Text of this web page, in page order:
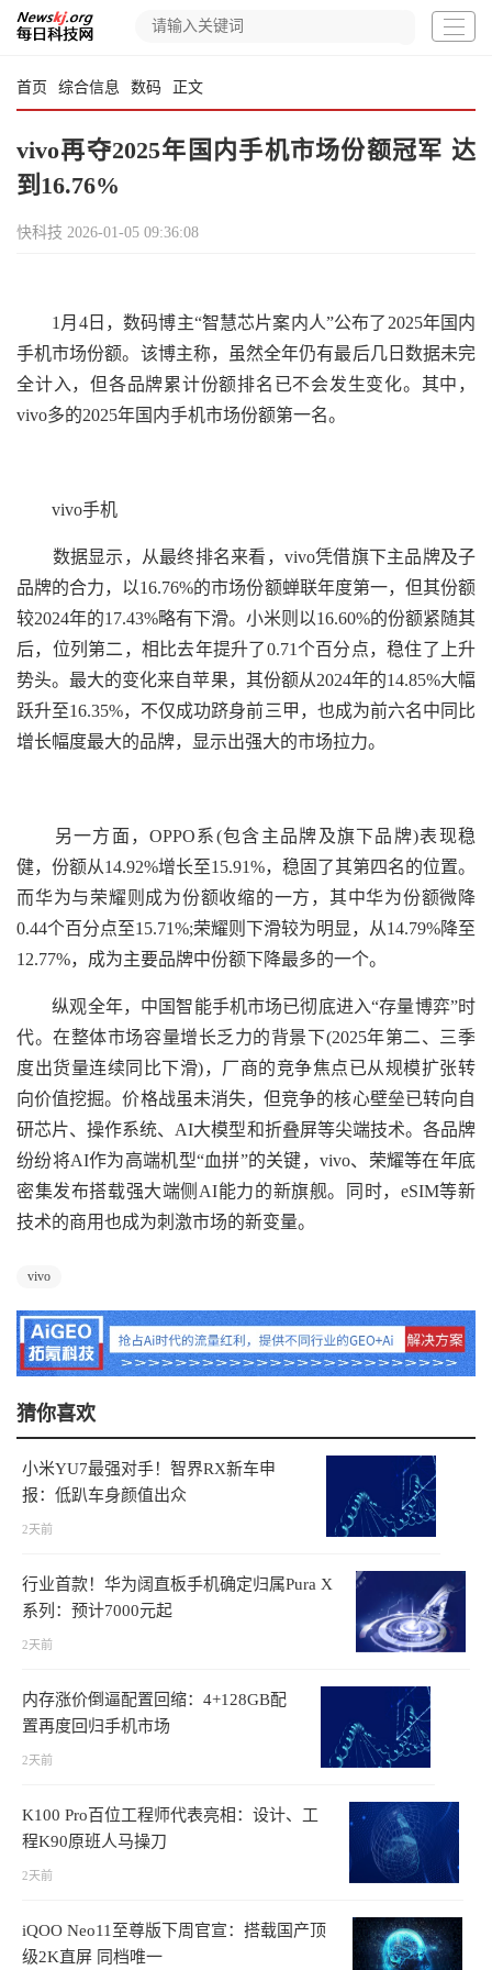
首页 综合信息 数码 正文
vivo再夺2025年国内手机市场份额冠军 达
到16.76%
快科技 2026-01-05 09:36:08
1月4日，数码博主“智慧芯片案内人”公布了2025年国内
手机市场份额。该博主称，虽然全年仍有最后几日数据未完
全计入，但各品牌累计份额排名已不会发生变化。其中，
vivo多的2025年国内手机市场份额第一名。
vivo手机
数据显示，从最终排名来看，vivo凭借旗下主品牌及子
品牌的合力，以16.76%的市场份额蝉联年度第一，但其份额
较2024年的17.43%略有下滑。小米则以16.60%的份额紧随其
后，位列第二，相比去年提升了0.71个百分点，稳住了上升
势头。最大的变化来自苹果，其份额从2024年的14.85%大幅
跃升至16.35%，不仅成功跻身前三甲，也成为前六名中同比
增长幅度最大的品牌，显示出强大的市场拉力。
另一方面，OPPO系(包含主品牌及旗下品牌)表现稳
健，份额从14.92%增长至15.91%，稳固了其第四名的位置。
而华为与荣耀则成为份额收缩的一方，其中华为份额微降
0.44个百分点至15.71%;荣耀则下滑较为明显，从14.79%降至
12.77%，成为主要品牌中份额下降最多的一个。
纵观全年，中国智能手机市场已彻底进入“存量博弈”时
代。在整体市场容量增长乏力的背景下(2025年第二、三季
度出货量连续同比下滑)，厂商的竞争焦点已从规模扩张转
向价值挖掘。价格战虽未消失，但竞争的核心壁垒已转向自
研芯片、操作系统、AI大模型和折叠屏等尖端技术。各品牌
纷纷将AI作为高端机型“血拼”的关键，vivo、荣耀等在年底
密集发布搭载强大端侧AI能力的新旗舰。同时，eSIM等新
技术的商用也成为刺激市场的新变量。
vivo
猜你喜欢
小米YU7最强对手！智界RX新车申
报：低趴车身颜值出众
2天前
行业首款！华为阔直板手机确定归属Pura X
系列：预计7000元起
2天前
内存涨价倒逼配置回缩：4+128GB配
置再度回归手机市场
2天前
K100 Pro百位工程师代表亮相：设计、工
程K90原班人马操刀
2天前
iQOO Neo11至尊版下周官宣：搭载国产顶
级2K直屏 同档唯一